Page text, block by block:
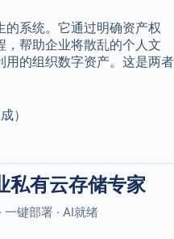
的系统。它通过明确资产权
，帮助企业将散乱的个人文
用的组织数字资产。这是两者
）
私有云存储专家
一键部署 · AI就绪